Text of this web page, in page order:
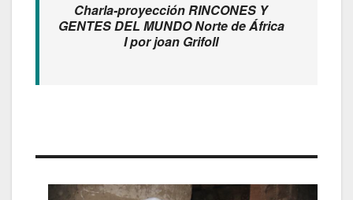
Charla-proyección RINCONES Y
GENTES DEL MUNDO Norte de África
Ipor joan Grifoll